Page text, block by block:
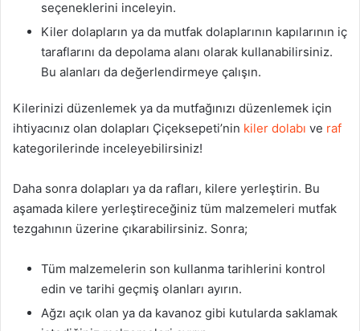
seçeneklerini inceleyin.
Kiler dolapların ya da mutfak dolaplarının kapılarının iç
taraflarını da depolama alanı olarak kullanabilirsiniz.
Bu alanları da değerlendirmeye çalışın.
Kilerinizi düzenlemek ya da mutfağınızı düzenlemek için
ihtiyacınız olan dolapları Çiçeksepeti’nin kiler dolabı ve raf
kategorilerinde inceleyebilirsiniz!
Daha sonra dolapları ya da rafları, kilere yerleştirin. Bu
aşamada kilere yerleştireceğiniz tüm malzemeleri mutfak
tezgahının üzerine çıkarabilirsiniz. Sonra;
Tüm malzemelerin son kullanma tarihlerini kontrol
edin ve tarihi geçmiş olanları ayırın.
Ağzı açık olan ya da kavanoz gibi kutularda saklamak